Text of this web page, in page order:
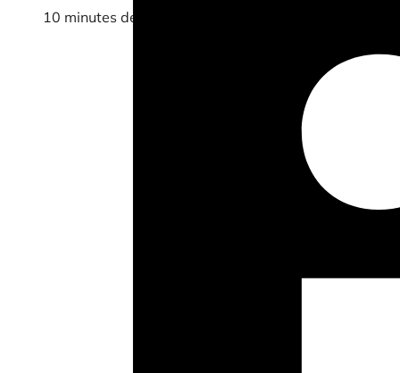
10 minutes de formation avancée. Une histoire,